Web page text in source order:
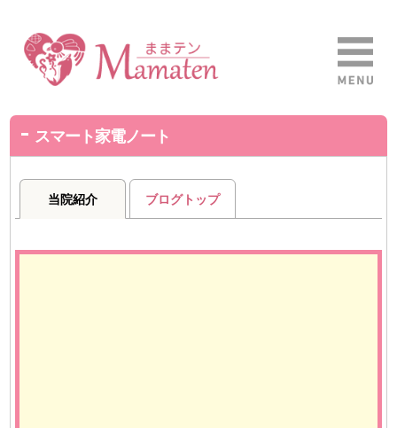
スマート家電ノート
当院紹介 ブログトップ